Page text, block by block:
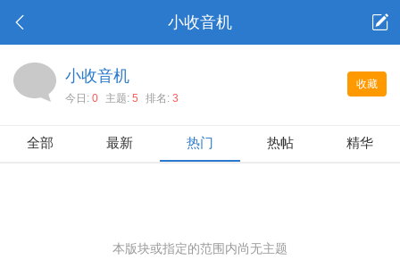
小收音机
收藏
小收音机
今日: 0 主题: 5 排名: 3
全部 最新 热门 热帖 精华
本版块或指定的范围内尚无主题